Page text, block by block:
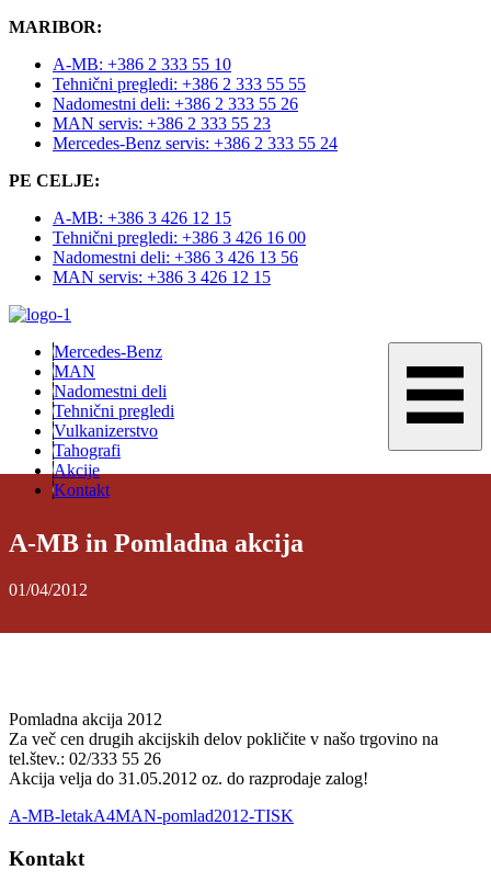
MARIBOR:
A-MB: +386 2 333 55 10
Tehnični pregledi: +386 2 333 55 55
Nadomestni deli: +386 2 333 55 26
MAN servis: +386 2 333 55 23
Mercedes-Benz servis: +386 2 333 55 24
PE CELJE:
A-MB: +386 3 426 12 15
Tehnični pregledi: +386 3 426 16 00
Nadomestni deli: +386 3 426 13 56
MAN servis: +386 3 426 12 15
Mercedes-Benz
MAN
Nadomestni deli
Tehnični pregledi
Vulkanizerstvo
Tahografi
Akcije
Kontakt
A-MB in Pomladna akcija
01/04/2012
Pomladna akcija 2012
Za več cen drugih akcijskih delov pokličite v našo trgovino na
tel.štev.: 02/333 55 26
Akcija velja do 31.05.2012 oz. do razprodaje zalog!
A-MB-letakA4MAN-pomlad2012-TISK
Kontakt